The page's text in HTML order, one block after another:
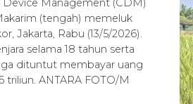
Device Management (CDM)
(tengah) memeluk
Jakarta, Rabu (13/5/2026).
selama 18 tahun serta
dituntut membayar uang
ANTARA FOTO/M